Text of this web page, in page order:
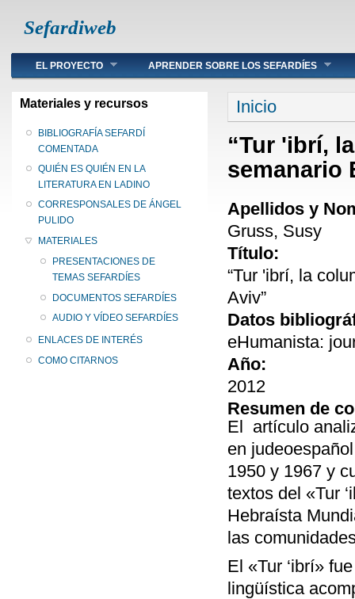
Sefardiweb
Main menu
EL PROYECTO APRENDER SOBRE LOS SEFARDÍES
Materiales y recursos
BIBLIOGRAFÍA SEFARDÍ
COMENTADA
QUIÉN ES QUIÉN EN LA
LITERATURA EN LADINO
CORRESPONSALES DE ÁNGEL
PULIDO
MATERIALES
PRESENTACIONES DE
TEMAS SEFARDÍES
DOCUMENTOS SEFARDÍES
AUDIO Y VÍDEO SEFARDÍES
ENLACES DE INTERÉS
COMO CITARNOS
Se encuentra
Inicio
“Tur 'ibrí,
semanario
Apellidos y
Gruss, Susy
Título:
“Tur 'ibrí, la
Aviv”
Datos
eHumanista:
Año:
2012
Resumen de
El artículo
en
1950 y 1967 y
textos del «Tur
Hebraísta
las
El «Tur ‘ibrí»
lingüística